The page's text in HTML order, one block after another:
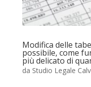
Modifica delle
possibile, come
più delicato di
da Studio Legale